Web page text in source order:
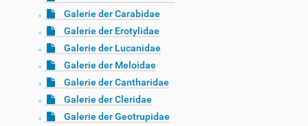
Galerie der Carabidae
Galerie der Erotylidae
Galerie der Lucanidae
Galerie der Meloidae
Galerie der Cantharidae
Galerie der Cleridae
Galerie der Geotrupidae